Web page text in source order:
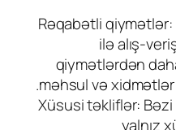
Rəqabətli qiymətlər:
ilə alış-
qiymətlərdən
məhsul və
Xüsusi təkliflər:
yalnız